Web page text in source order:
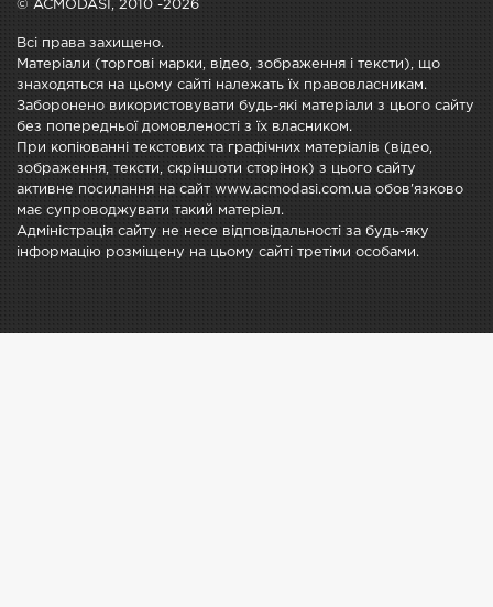
© ACMODASI, 2010 -2026
Всі права захищено.
Матеріали (торгові марки, відео, зображення і тексти), що
знаходяться на цьому сайті належать їх правовласникам.
Заборонено використовувати будь-які матеріали з цього сайту
без попередньої домовленості з їх власником.
При копіюванні текстових та графічних матеріалів (відео,
зображення, тексти, скріншоти сторінок) з цього сайту
активне посилання на сайт www.acmodasi.com.ua обов'язково
має супроводжувати такий матеріал.
Адміністрація сайту не несе відповідальності за будь-яку
інформацію розміщену на цьому сайті третіми особами.